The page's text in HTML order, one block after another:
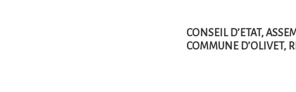
CONSEIL D’ETAT,
COMMUNE D’OLIVET,